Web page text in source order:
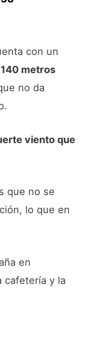
con un
140 metros
no da
viento que
que no se
lo que en
en
cafetería y la